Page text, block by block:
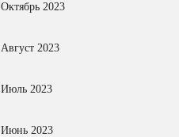
Октябрь 2023
Август 2023
Июль 2023
Июнь 2023